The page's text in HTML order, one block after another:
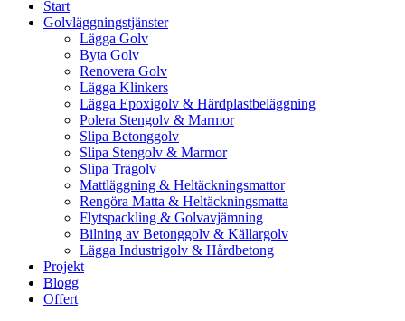
Start
Golvläggningstjänster
Lägga Golv
Byta Golv
Renovera Golv
Lägga Klinkers
Lägga Epoxigolv & Härdplastbeläggning
Polera Stengolv & Marmor
Slipa Betonggolv
Slipa Stengolv & Marmor
Slipa Trägolv
Mattläggning & Heltäckningsmattor
Rengöra Matta & Heltäckningsmatta
Flytspackling & Golvavjämning
Bilning av Betonggolv & Källargolv
Lägga Industrigolv & Hårdbetong
Projekt
Blogg
Offert